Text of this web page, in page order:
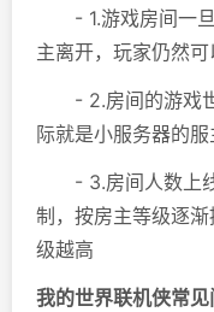
- 1.游戏房间一旦
主离开，玩家仍然可
- 2.房间的游戏世
际就是小服务器的
- 3.房间人数上线
制，按房主等级逐
级越高
我的世界联机侠常见